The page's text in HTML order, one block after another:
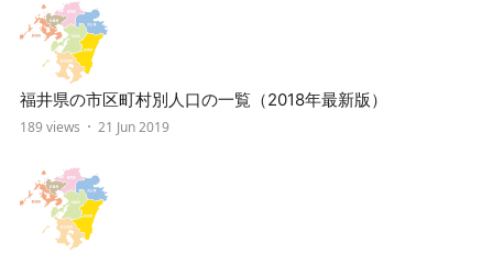
福井県の市区町村別人口の一覧（2018年最新版）
189 views 21 Jun 2019